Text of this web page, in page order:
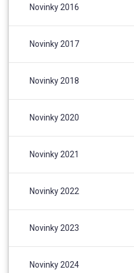
Novinky 2016
Novinky 2017
Novinky 2018
Novinky 2020
Novinky 2021
Novinky 2022
Novinky 2023
Novinky 2024